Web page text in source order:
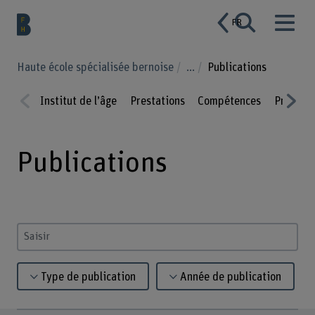
FR
Haute école spécialisée bernoise ... Publications
ious
Institut de l’âge Prestations Compétences Projets
Publications
Saisir un terme
Type de publication Année de publication